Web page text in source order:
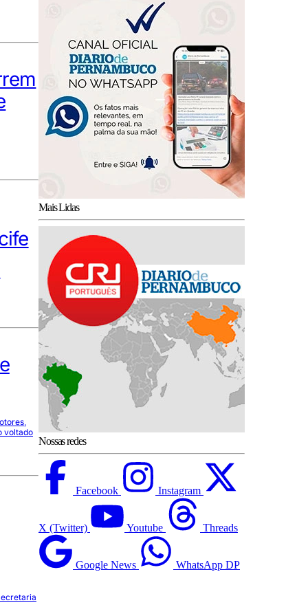
voltado
Mais Lidas
Nossas redes
Facebook Instagram
X (Twitter) Youtube Threads
Google News WhatsApp DP